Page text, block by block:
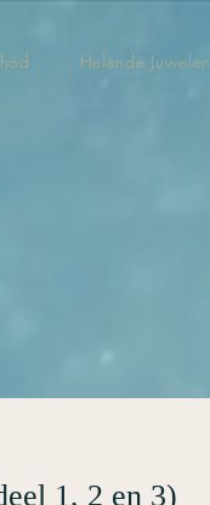
Helende Juwelen
1, 2 en 3)